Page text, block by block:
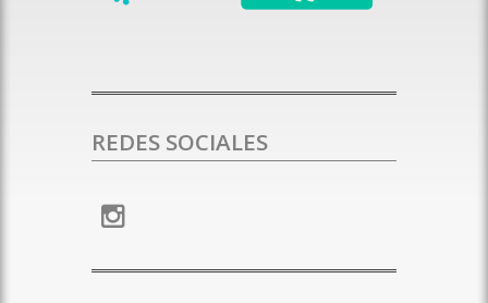
REDES SOCIALES